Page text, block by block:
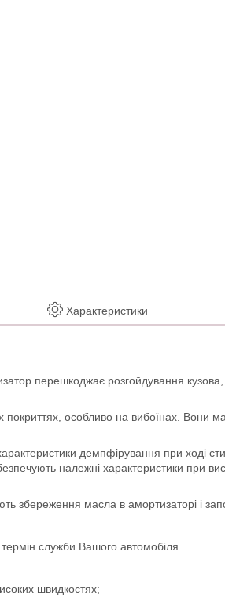
Характеристики
перешкоджає розгойдування
особливо на вибоїнах. Вони
демпфірування при ході
належні характеристики
збереження масла в амортизаторі і
служби Вашого автомобіля.
швидкостях;